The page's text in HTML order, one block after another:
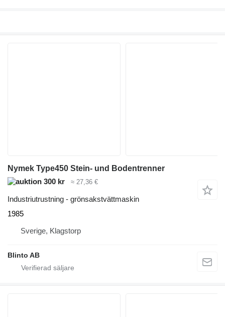
Nymek Type450 Stein- und Bodentrenner
300 kr
≈ 27,36 €
Industriutrustning - grönsakstvättmaskin
1985
Sverige, Klagstorp
Blinto AB